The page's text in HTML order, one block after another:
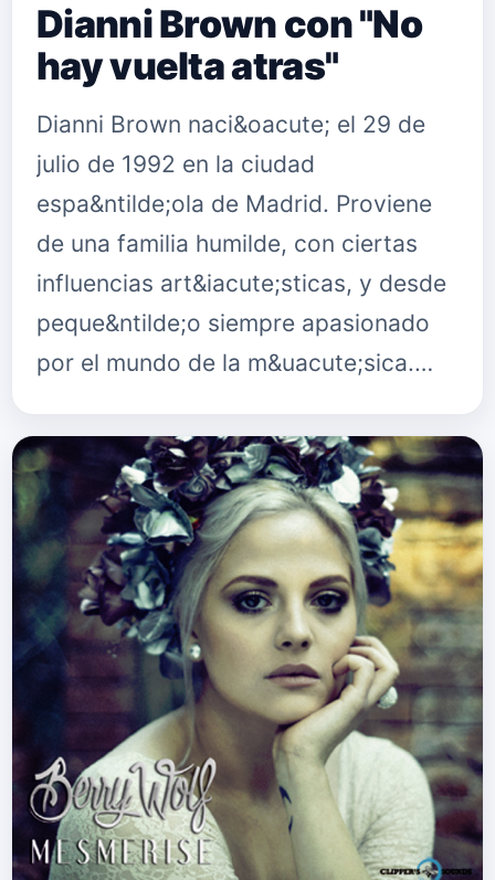
Dianni Brown con "No
hay vuelta atras"
Dianni Brown naci&oacute; el 29 de
julio de 1992 en la ciudad
espa&ntilde;ola de Madrid. Proviene
de una familia humilde, con ciertas
influencias art&iacute;sticas, y desde
peque&ntilde;o siempre apasionado
por el mundo de la m&uacute;sica.…